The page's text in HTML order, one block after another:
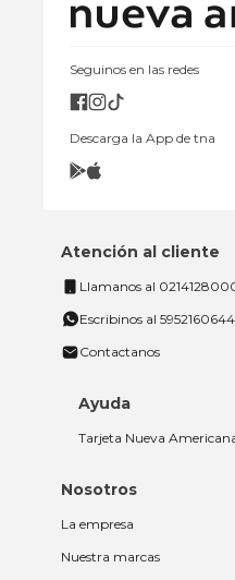
Seguinos en las redes
Descarga la App de tna
Atención al cliente
Llamanos al
Escribinos al
Contactanos
Ayuda
Tarjeta Nueva
Nosotros
La empresa
Nuestra marcas